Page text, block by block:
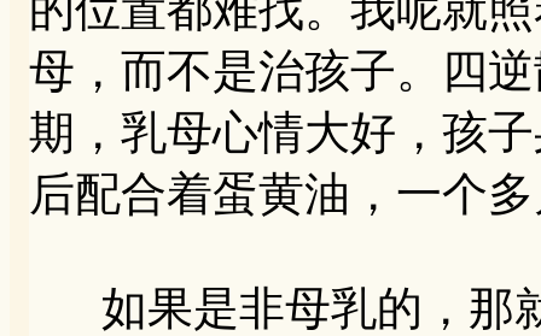
母，而不是治孩子。四
期，乳母心情大好，孩
后配合着蛋黄油，一个
如果是非母乳的，那